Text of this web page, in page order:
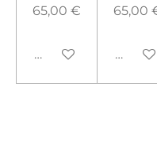
65,00 €
In den Warenkorb
65,00
In